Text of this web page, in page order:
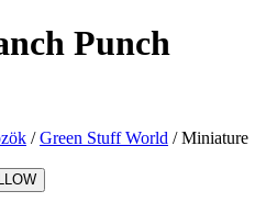
Punch
/ Green Stuff World /Miniature